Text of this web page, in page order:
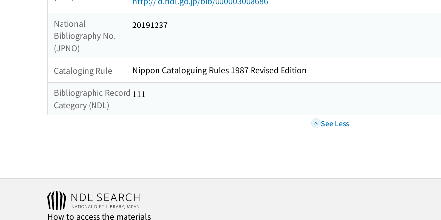
National
Bibliography No.
(JPNO)
20191237
Cataloging Rule
Nippon Cataloguing Rules 1987 Revised Edition
Bibliographic Record
Category (NDL)
111
See Less
How to access the materials